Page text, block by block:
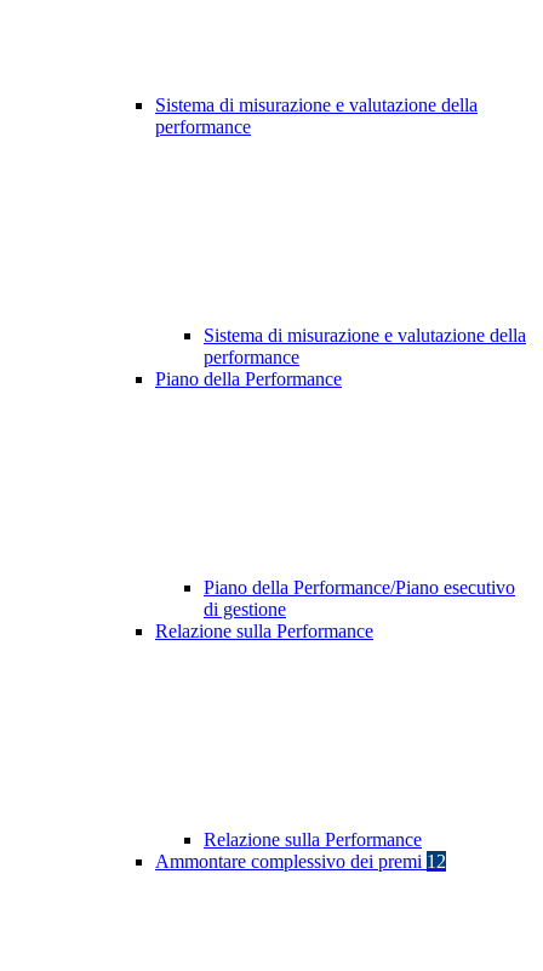
Sistema di misurazione e valutazione della
performance
Sistema di misurazione e valutazione della
performance
Piano della Performance
Piano della Performance/Piano esecutivo
di gestione
Relazione sulla Performance
Relazione sulla Performance
Ammontare complessivo dei premi 12